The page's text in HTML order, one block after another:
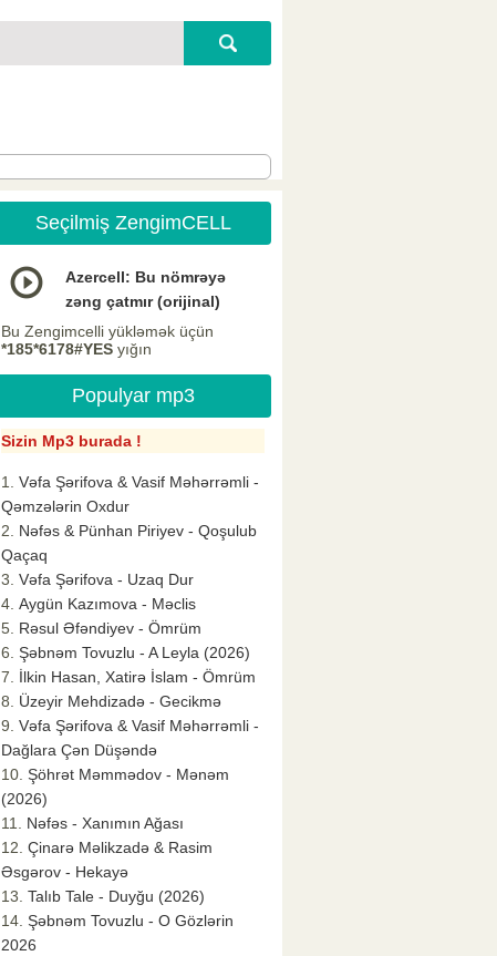
Seçilmiş ZengimCELL
Azercell: Bu nömrəyə
zəng çatmır (orijinal)
Bu Zengimcelli yükləmək üçün
*185*6178#YES yığın
Populyar mp3
Sizin Mp3 burada !
Vəfa Şərifova & Vasif Məhərrəmli -
Qəmzələrin Oxdur
Nəfəs & Pünhan Piriyev - Qoşulub
Qaçaq
Vəfa Şərifova - Uzaq Dur
Aygün Kazımova - Məclis
Rəsul Əfəndiyev - Ömrüm
Şəbnəm Tovuzlu - A Leyla (2026)
İlkin Hasan, Xatirə İslam - Ömrüm
Üzeyir Mehdizadə - Gecikmə
Vəfa Şərifova & Vasif Məhərrəmli -
Dağlara Çən Düşəndə
Şöhrət Məmmədov - Mənəm
(2026)
Nəfəs - Xanımın Ağası
Çinarə Məlikzadə & Rasim
Əsgərov - Hekayə
Talıb Tale - Duyğu (2026)
Şəbnəm Tovuzlu - O Gözlərin
2026